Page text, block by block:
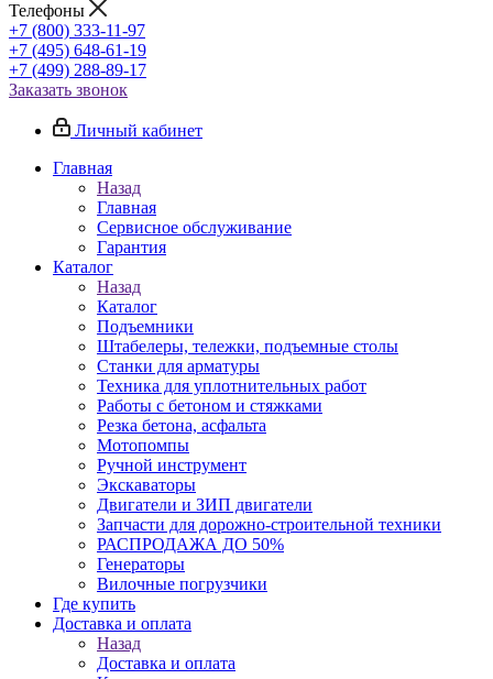
Телефоны
+7 (800) 333-11-97
+7 (495) 648-61-19
+7 (499) 288-89-17
Заказать звонок
Личный кабинет
Главная
Назад
Главная
Сервисное обслуживание
Гарантия
Каталог
Назад
Каталог
Подъемники
Штабелеры, тележки, подъемные столы
Станки для арматуры
Техника для уплотнительных работ
Работы с бетоном и стяжками
Резка бетона, асфальта
Мотопомпы
Ручной инструмент
Экскаваторы
Двигатели и ЗИП двигатели
Запчасти для дорожно-строительной техники
РАСПРОДАЖА ДО 50%
Генераторы
Вилочные погрузчики
Где купить
Доставка и оплата
Назад
Доставка и оплата